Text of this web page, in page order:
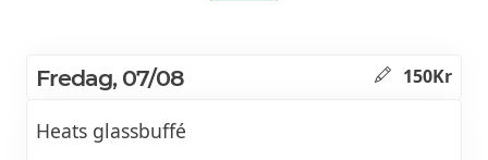
Fredag, 07/08 150Kr
Heats glassbuffé